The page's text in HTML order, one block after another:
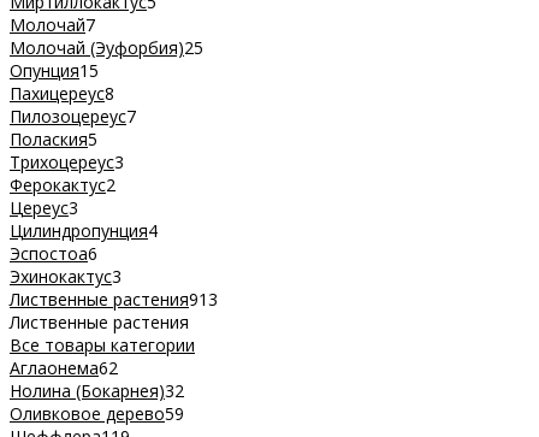
Молочай7
Молочай (Эуфорбия)25
Опунция15
Пахицереус8
Пилозоцереус7
Полаския5
Трихоцереус3
Ферокактус2
Цереус3
Цилиндропунция4
Эспостоа6
Эхинокактус3
Лиственные растения913
Лиственные растения
Все товары категории
Аглаонема62
Нолина (Бокарнея)32
Оливковое дерево59